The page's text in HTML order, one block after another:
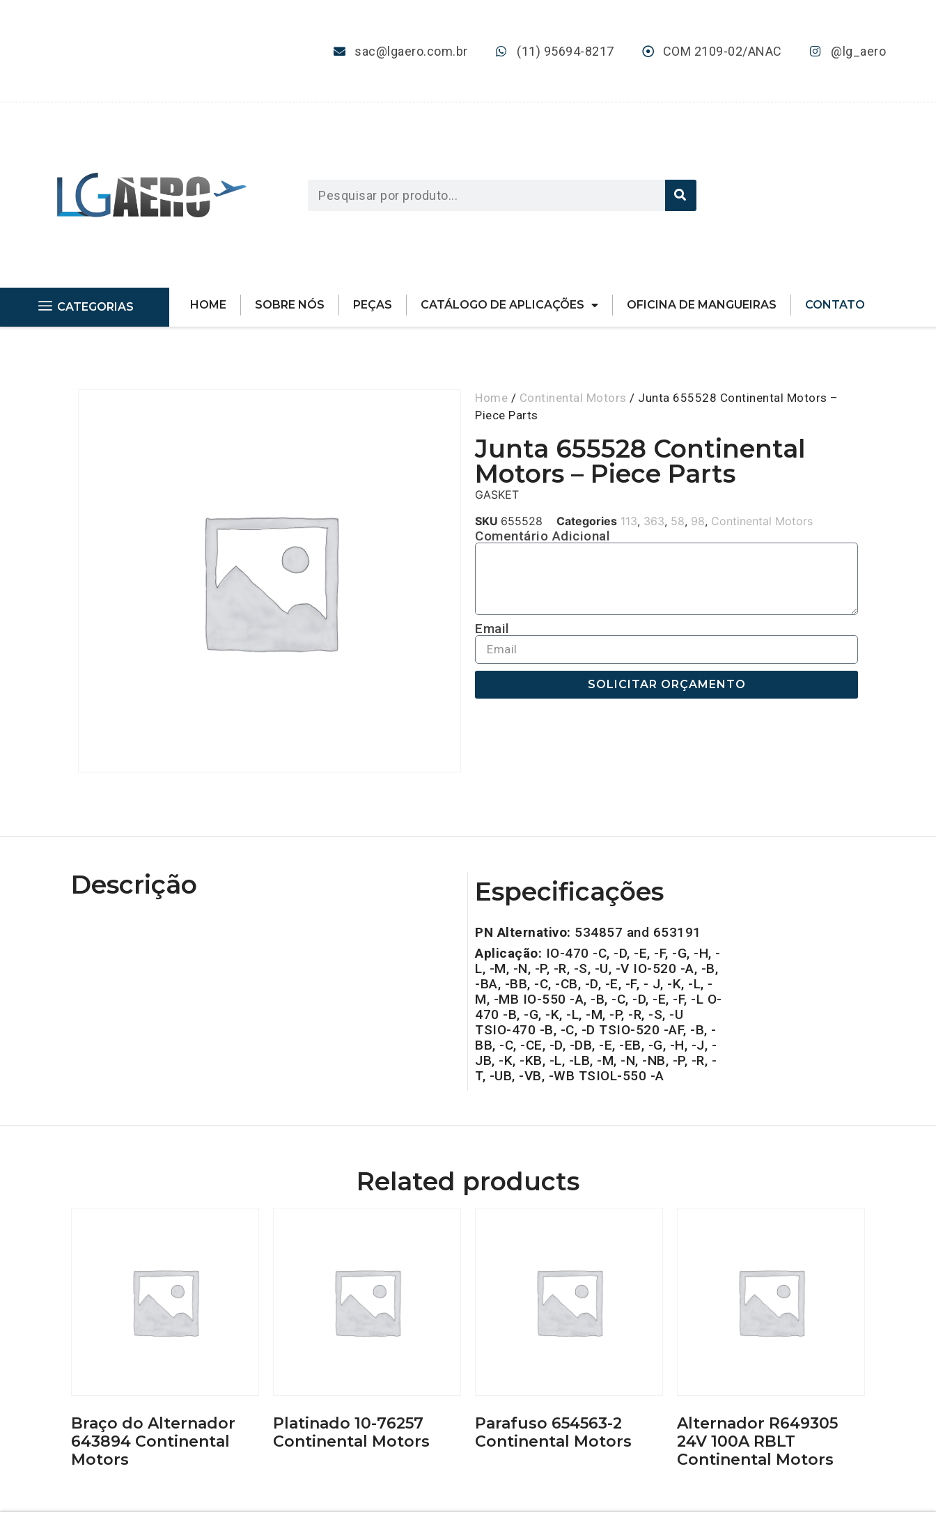
sac@lgaero.com.br (11) 95694-8217 COM 2109-02/ANAC @lg_aero
CATEGORIAS HOME SOBRE NÓS PEÇAS CATÁLOGO DE APLICAÇÕES OFICINA DE MANGUEIRAS CONTATO
Home / Continental Motors / Junta 655528 Continental Motors –
Piece Parts
Junta 655528 Continental
Motors – Piece Parts
GASKET
SKU 655528 Categories 113, 363, 58, 98, Continental Motors
Comentário Adicional
Email
SOLICITAR ORÇAMENTO
Descrição Especificações
PN Alternativo: 534857 and 653191
Aplicação: IO-470 -C, -D, -E, -F, -G, -H, -
L, -M, -N, -P, -R, -S, -U, -V IO-520 -A, -B,
-BA, -BB, -C, -CB, -D, -E, -F, - J, -K, -L, -
M, -MB IO-550 -A, -B, -C, -D, -E, -F, -L O-
470 -B, -G, -K, -L, -M, -P, -R, -S, -U
TSIO-470 -B, -C, -D TSIO-520 -AF, -B, -
BB, -C, -CE, -D, -DB, -E, -EB, -G, -H, -J, -
JB, -K, -KB, -L, -LB, -M, -N, -NB, -P, -R, -
T, -UB, -VB, -WB TSIOL-550 -A
Related products
Braço do Alternador
643894 Continental
Motors
Platinado 10-76257
Continental Motors
Parafuso 654563-2
Continental Motors
Alternador R649305
24V 100A RBLT
Continental Motors